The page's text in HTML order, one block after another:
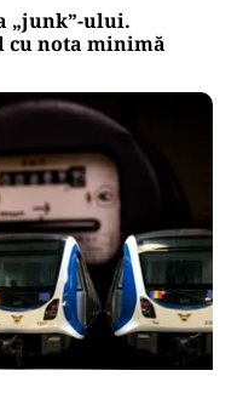
„junk”-ului.
cu nota minimă